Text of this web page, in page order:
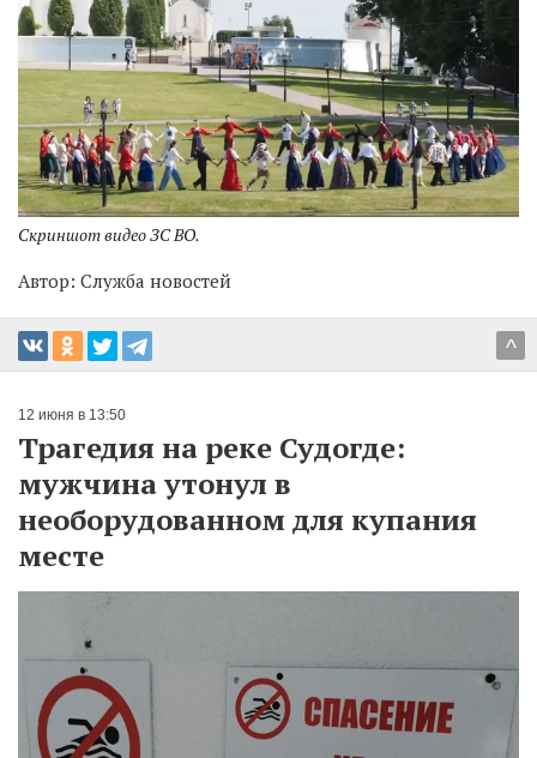
Скриншот видео ЗС ВО.
Автор: Служба новостей
^
12 июня в 13:50
Трагедия на реке Судогде:
мужчина утонул в
необорудованном для купания
месте